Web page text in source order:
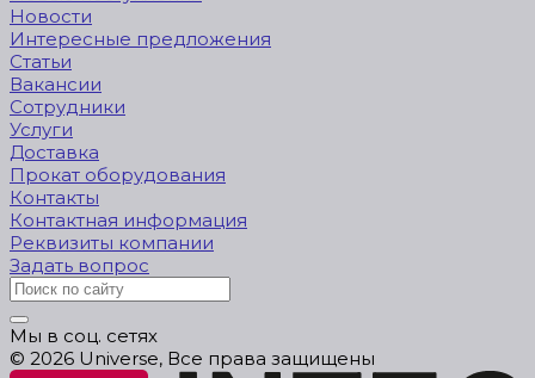
Новости
Интересные предложения
Статьи
Вакансии
Сотрудники
Услуги
Доставка
Прокат оборудования
Контакты
Контактная информация
Реквизиты компании
Задать вопрос
Мы в соц. сетях
© 2026 Universe, Все права защищены